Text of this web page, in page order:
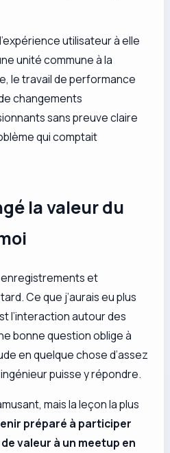
utilisateur à elle
unité commune à la
le travail de performance
changements
sans preuve claire
qui comptait
la valeur du
enregistrements et
Ce que j’aurais eu plus
l’interaction autour des
bonne question oblige à
en quelque chose d’assez
puisse y répondre.
mais la leçon la plus
préparé à participer
valeur à un meetup en